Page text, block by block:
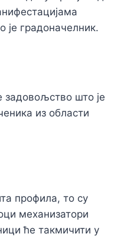
градоначелник.
што је
из области
профила, то су
механизатори
ће такмичити у